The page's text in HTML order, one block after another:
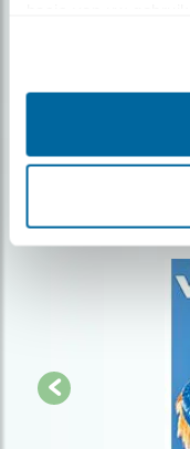
Volg ons via